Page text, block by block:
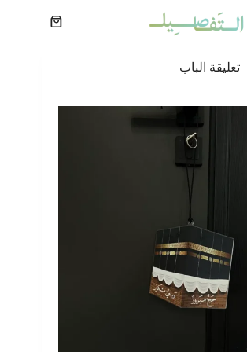
عربة
تعليقة الباب